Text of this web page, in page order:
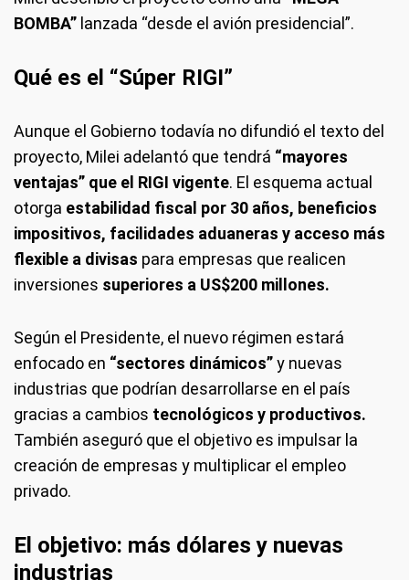
BOMBA” lanzada “desde el avión presidencial”.
Qué es el “Súper RIGI”
Aunque el Gobierno todavía no difundió el texto del
proyecto, Milei adelantó que tendrá “mayores
ventajas” que el RIGI vigente. El esquema actual
otorga estabilidad fiscal por 30 años, beneficios
impositivos, facilidades aduaneras y acceso más
flexible a divisas para empresas que realicen
inversiones superiores a US$200 millones.
Según el Presidente, el nuevo régimen estará
enfocado en “sectores dinámicos”y nuevas
industrias que podrían desarrollarse en el país
gracias a cambios tecnológicos y productivos.
También aseguró que el objetivo es impulsar la
creación de empresas y multiplicar el empleo
privado.
El objetivo: más dólares y nuevas
industrias